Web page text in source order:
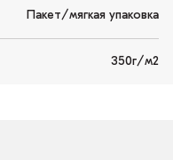
Пакет/мягкая упаковка
350г/м2